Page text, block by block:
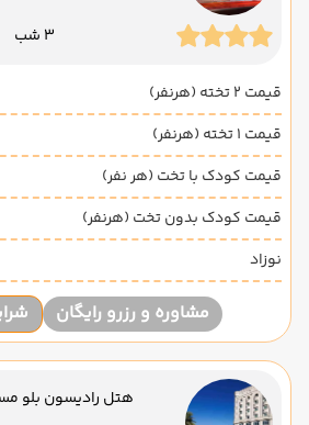
3 شب
قیمت 2 تخته (هرنفر)
قیمت 1 تخته (هرنفر)
قیمت کودک با تخت (هر نفر)
قیمت کودک بدون تخت (هرنفر)
نوزاد
مشاوره و رزرو رایگان
هتل رادیسون بلو